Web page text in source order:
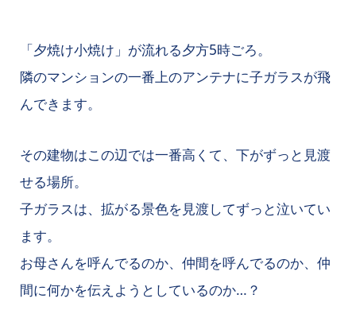
「夕焼け小焼け」が流れる夕方5時ごろ。
隣のマンションの一番上のアンテナに子ガラスが飛
んできます。
その建物はこの辺では一番高くて、下がずっと見渡
せる場所。
子ガラスは、拡がる景色を見渡してずっと泣いてい
ます。
お母さんを呼んでるのか、仲間を呼んでるのか、仲
間に何かを伝えようとしているのか…？